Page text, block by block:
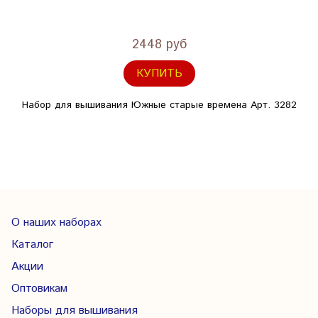
2448 руб
КУПИТЬ
Набор для вышивания Южные старые времена Арт. 3282
О наших наборах
Каталог
Акции
Оптовикам
Наборы для вышивания